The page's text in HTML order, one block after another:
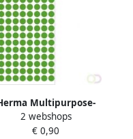
Multipurpose-
etiketten Ã 8 mm rond
permanent
2 webshops
€ 0,90